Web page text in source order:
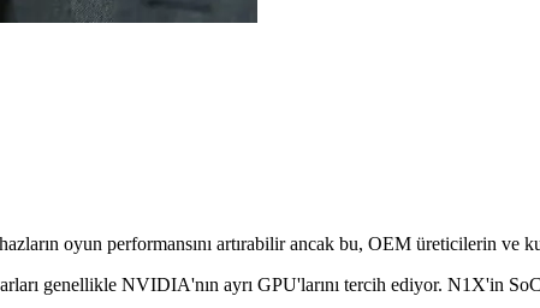
oyun performansını artırabilir ancak bu, OEM üreticilerin ve
genellikle NVIDIA'nın ayrı GPU'larını tercih ediyor. N1X'in